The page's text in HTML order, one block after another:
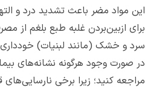
این مواد مضر باعث تشدید درد و
برای ازبین‌بردن غلبه طبع بلغم از
سرد و خشک (مانند لبنیات)
در صورت وجود هرگونه نشانه‌های
مراجعه کنید؛ زیرا برخی